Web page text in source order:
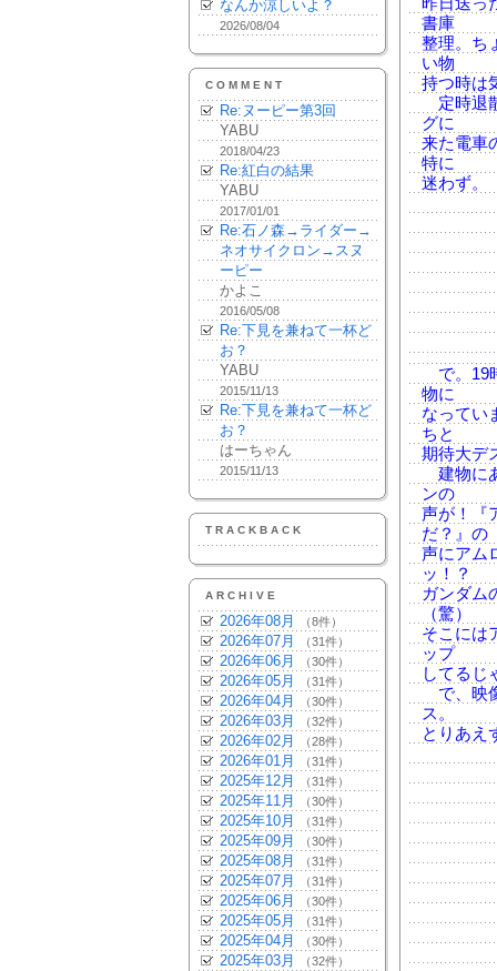
なんか涼しいよ？
2026/08/04
COMMENT
Re:ヌーピー第3回
YABU
2018/04/23
Re:紅白の結果
YABU
2017/01/01
Re:石ノ森→ライダー→
ネオサイクロン→スヌ
ーピー
かよこ
2016/05/08
Re:下見を兼ねて一杯ど
お？
YABU
2015/11/13
Re:下見を兼ねて一杯ど
お？
はーちゃん
2015/11/13
TRACKBACK
ARCHIVE
2026年08月 （8件）
2026年07月 （31件）
2026年06月 （30件）
2026年05月 （31件）
2026年04月 （30件）
2026年03月 （32件）
2026年02月 （28件）
2026年01月 （31件）
2025年12月 （31件）
2025年11月 （30件）
2025年10月 （31件）
2025年09月 （30件）
2025年08月 （31件）
2025年07月 （31件）
2025年06月 （30件）
2025年05月 （31件）
2025年04月 （30件）
2025年03月 （32件）
書庫
整理。ち
い物
持つ時は
定時退
グに
来た電車
特に
迷わず。
で。19
物に
なってい
ちと
期待大デ
建物に
ンの
声が！『
だ？』の
声にアム
ッ！？
ガンダム
（驚）
そこには
ップ
してるじ
で、映
ス。
とりあえ